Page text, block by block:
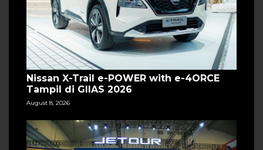
Nissan X-Trail e-POWER with e-4ORCE
Tampil di GIIAS 2026
August 8, 2026